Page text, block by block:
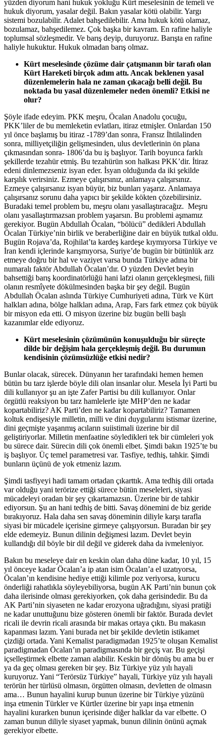
yüzden diyorum hani hukuk yokluğu Kürt meselesinin de temeli ve
hukuk diyorum, yasalar değil. Bakın yasalar kötü olabilir. Yargı
sistemi bozulabilir. Adalet bahşedilebilir. Ama hukuk kötü olamaz,
bozulamaz, bahşedilemez. Çok başka bir kavram. En rafine haliyle
toplumsal sözleşmedir. Ve barış deyip, duruyoruz. Barışta en rafine
haliyle hukuktur. Hukuk olmadan barış olmaz.
Kürt meselesinde çözüme dair çatışmanın bir tarafı olan
Kürt Hareketi birçok adım attı. Ancak beklenen yasal
düzenlemelerin hala ne zaman çıkacağı belli değil. Bu
noktada bu yasal düzenlemeler neden önemli? Etkisi ne
olur?
Şöyle ifade edeyim. PKK meşru, Öcalan Anadolu çocuğu,
PKK’liler de bu memleketin evlatları, itiraz etmişler. Onlardan 150
yıl önce başlamış bu itiraz -1789’dan sonra, Fransız İhtilalinden
sonra, milliyetçiliğin gelişmesinden, ulus devletlerinin ön plana
çıkmasından sonra- 1806’da bu iş başlıyor. Tarih boyunca farklı
şekillerde tezahür etmiş. Bu tezahürün son halkası PKK’dir. İtiraz
edeni dinlemezseniz isyan eder. İsyan olduğunda da iki şekilde
karşılık verirsiniz. Ezmeye çalışırsınız, anlamaya çalışırsınız.
Ezmeye çalışırsanız isyan büyür, biz bunları yaşarız. Anlamaya
çalışırsanız sorunu daha yapıcı bir şekilde kökten çözebilirsiniz.
Buradaki temel problem bu, meşru olanı yasallaştıracağız. Meşru
olanı yasallaştırmazsan problem yaşarsın. Bu problemi aşmamız
gerekiyor. Bugün Abdullah Öcalan, “bölücü” dedikleri Abdullah
Öcalan Türkiye’nin birlik ve beraberliğine dair en büyük tutkal oldu.
Bugün Rojava’da, Rojhilat’ta kardeş kardeşe kıymıyorsa Türkiye ve
İran kendi içlerinde karışmıyorsa, Suriye’de bugün bir bütünlük arz
etmeye doğru bir hal ve vaziyet varsa bunda Türkiye adına bir
numaralı faktör Abdullah Öcalan’dır. O yüzden Devlet beyin
bahsettiği barış koordinatörlüğü hani lafzi olanın gerçekleşmesi, fiili
olanın resmîyete dökülmesinden başka bir şey değil. Bugün
Abdullah Öcalan aslında Türkiye Cumhuriyeti adına, Türk ve Kürt
halkları adına, bölge halkları adına, Arap, Fars fark etmez çok büyük
bir misyon eda etti. O misyon üzerine biz bugün belli başlı
kazanımlar elde ediyoruz.
Kürt meselesinin çözümünün konuşulduğu bir süreçte
dilde bir değişim hala gerçekleşmiş değil. Bu durumun
kendisinin çözümsüzlüğe etkisi nedir?
Bunlar olacak, sürecek. Dünyanın her tarafındaki hemen hemen
bütün bu tarz işlerde böyle dili olan insanlar olur. Mesela İyi Parti bu
dili kullanıyor şu an işte Zafer Partisi bu dili kullanıyor. Onlar
örgütlü reaksiyon bu tarz hamlelerle işte MHP’den ne kadar
kopartabiliriz? AK Parti’den ne kadar kopartabiliriz? Tamamen
koltuk endişesiyle milletin, milli ve dini duygularını istismar üzerine,
dini geçmişte yaşanmış acıların suiistimali üzerine bir dil
geliştiriyorlar. Milletin menfaatine söyledikleri tek bir cümleleri yok
bu sürece dair. Sürecin dili çok önemli elbet. Şimdi bakın 1925’te bu
iş başlıyor. Üç temel parametresi var. Tasfiye, tedhiş, tahkir. Şimdi
bunların üçünü de yok etmeniz lazım.
Şimdi tasfiyeyi hadi tamam ortadan çıkarttık. Ama tedhiş dili ortada
var olduğu yani terörize ettiği sürece bütün meseleleri, siyasi
mücadeleyi oradan bir şey çıkartamazsın. Üzerine bir de tahkir
ediyorsun. Şu an hani tedhiş de bitti. Savaş dönemini de biz geride
bırakıyoruz. Hala daha sen savaş döneminin diliyle karşı tarafla
siyasi bir mücadele içerisine girmeye çalışıyorsun. Buradan bir şey
elde edemeyiz. Bunun dilinin değişmesi lazım. Devlet beyin
kullandığı dil böyle bir dil değil ve giderek daha da ivmeleniyor.
Bakın bu meseleye dair en keskin olan daha düne kadar, 10 yıl, 15
yıl önceye kadar Öcalan’a ip atan isim Öcalan’a el uzatıyorsa,
Öcalan’ın kendisine hediye ettiği kilimle poz veriyorsa, kurucu
önderliği rahatlıkla söyleyebiliyorsa, bugün AK Parti’nin bunun çok
daha ilerisinde olması gerekiyorken, çok daha gerisindedir. Bu da
AK Parti’nin siyaseten ne kadar erozyona uğradığını, siyasi pratiği
ne kadar unuttuğunu bize gösteren önemli bir faktör. Burada devlet
ricali ile devrin ricali arasında bir makas ortaya çıktı. Bu makasın
kapanması lazım. Yani burada net bir şekilde devletin istikamet
çizdiği ortada. Yani Kemalist paradigmadan 1925’te oluşan Kemalist
paradigmadan Öcalan’ın paradigmasında bir geçiş var. Bu geçişi
içselleştirmek elbette zaman alabilir. Keskin bir dönüş bu ama bu er
ya da geç olması gereken bir şey. Biz Türkiye yüz yılı hayali
kuruyoruz. Yani “Terörsüz Türkiye” hayali, Türkiye yüz yılı hayali
terörün her türlüsü olmasın, örgütten olmasın, devletten de olmasın
ama… Bunun hayalini kurup bunun üzerine bir Türkiye yüzünü
inşa etmenin Türkler ve Kürtler üzerine bir yapı inşa etmenin
hayalini kurarken bunun içerisinde diğer halklar da var elbette. O
zaman bunun diliyle siyaset yapmak, bunun dilinin önünü açmak
gerekiyor elbette.